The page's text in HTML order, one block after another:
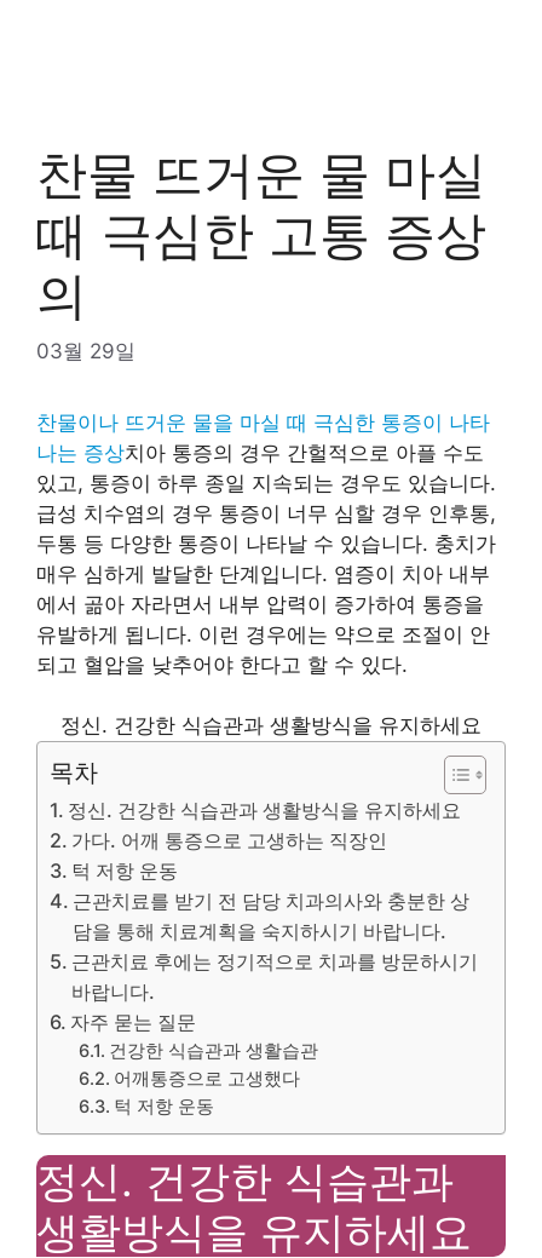
찬물 뜨거운 물 마실
때 극심한 고통 증상
의
03월 29일
찬물이나 뜨거운 물을 마실 때 극심한 통증이 나타
나는 증상치아 통증의 경우 간헐적으로 아플 수도
있고, 통증이 하루 종일 지속되는 경우도 있습니다.
급성 치수염의 경우 통증이 너무 심할 경우 인후통,
두통 등 다양한 통증이 나타날 수 있습니다. 충치가
매우 심하게 발달한 단계입니다. 염증이 치아 내부
에서 곪아 자라면서 내부 압력이 증가하여 통증을
유발하게 됩니다. 이런 경우에는 약으로 조절이 안
되고 혈압을 낮추어야 한다고 할 수 있다.
정신. 건강한 식습관과 생활방식을 유지하세요
목차
정신. 건강한 식습관과 생활방식을 유지하세요
가다. 어깨 통증으로 고생하는 직장인
턱 저항 운동
근관치료를 받기 전 담당 치과의사와 충분한 상
담을 통해 치료계획을 숙지하시기 바랍니다.
근관치료 후에는 정기적으로 치과를 방문하시기
바랍니다.
자주 묻는 질문
건강한 식습관과 생활습관
어깨통증으로 고생했다
턱 저항 운동
정신. 건강한 식습관과
생활방식을 유지하세요